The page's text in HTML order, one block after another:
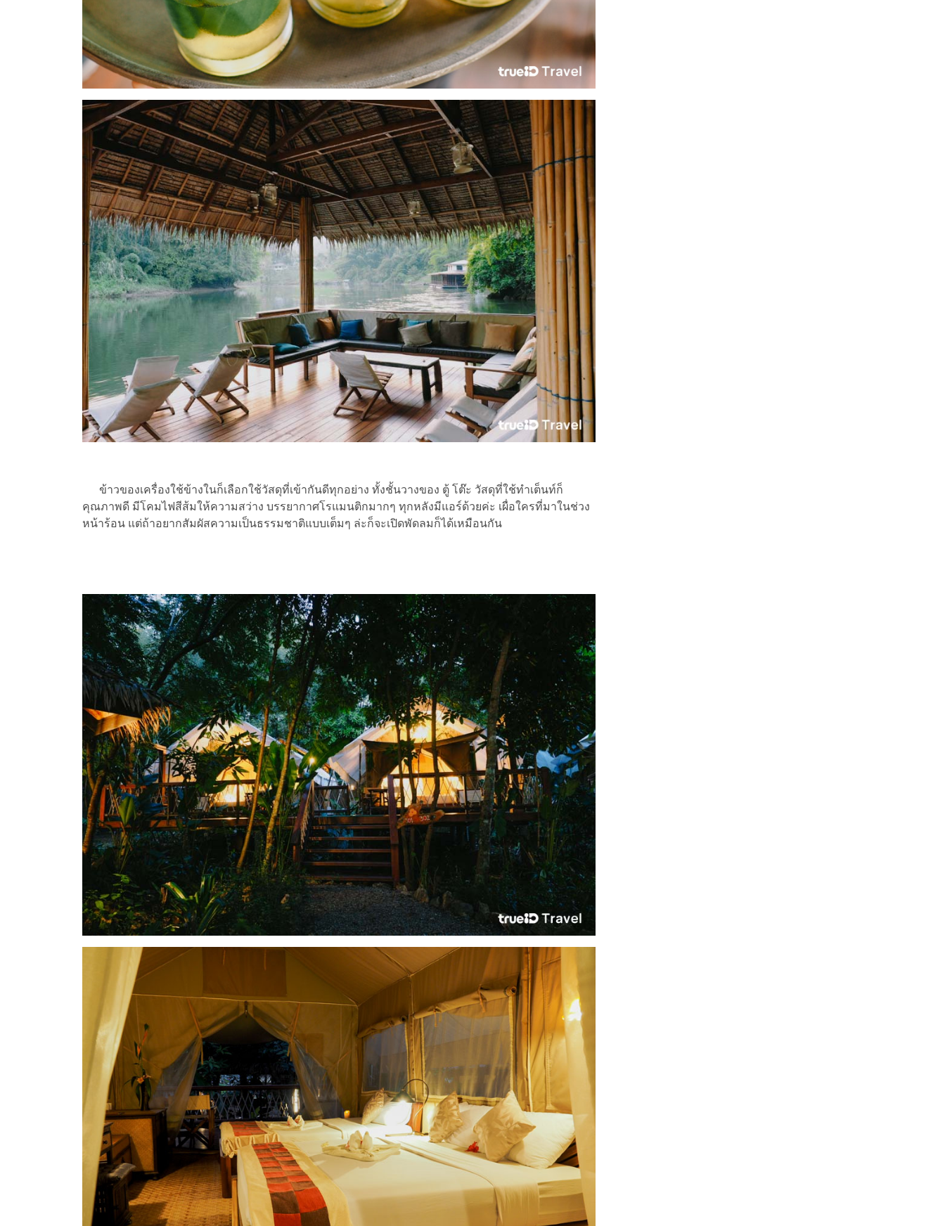
ข้าวของเครื่องใช้ข้างในก็เลือกใช้วัสดุที่เข้ากันดีทุกอย่าง ทั้งชั้นวางของ ตู้ โต๊ะ วัสดุที่ใช้ทำเต็นท์ก็
คุณภาพดี มีโคมไฟสีส้มให้ความสว่าง บรรยากาศโรแมนติกมากๆ ทุกหลังมีแอร์ด้วยค่ะ เผื่อใครที่มาในช่วง
หน้าร้อน แต่ถ้าอยากสัมผัสความเป็นธรรมชาติแบบเต็มๆ ล่ะก็จะเปิดพัดลมก็ได้เหมือนกัน